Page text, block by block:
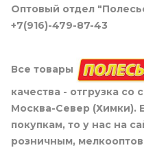
Оптовый отдел
+7(916)-479-87-43
Все товары
качества - отгрузка
Москва-Север (Химки).
покупкам, то у нас на
розничным,